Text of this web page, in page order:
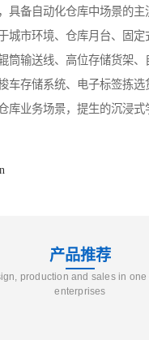
具备自动化仓库中场景的主
城市环境、仓库月台、固定
筒输送线、高位存储货架、
车存储系统、电子标签拣选
库业务场景，提生的沉浸式
产品推荐
production and sales in
enterprises